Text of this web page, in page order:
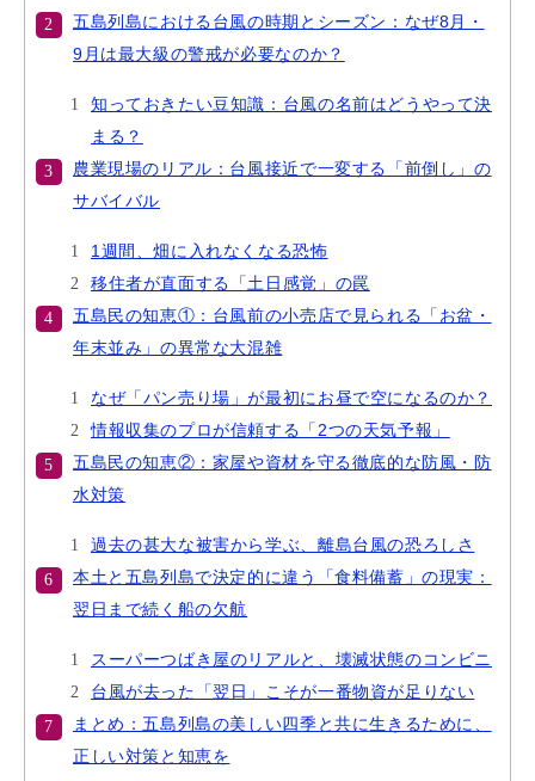
五島列島における台風の時期とシーズン：なぜ8月・
9月は最大級の警戒が必要なのか？
知っておきたい豆知識：台風の名前はどうやって決
まる？
農業現場のリアル：台風接近で一変する「前倒し」の
サバイバル
1週間、畑に入れなくなる恐怖
移住者が直面する「土日感覚」の罠
五島民の知恵①：台風前の小売店で見られる「お盆・
年末並み」の異常な大混雑
なぜ「パン売り場」が最初にお昼で空になるのか？
情報収集のプロが信頼する「2つの天気予報」
五島民の知恵②：家屋や資材を守る徹底的な防風・防
水対策
過去の甚大な被害から学ぶ、離島台風の恐ろしさ
本土と五島列島で決定的に違う「食料備蓄」の現実：
翌日まで続く船の欠航
スーパーつばき屋のリアルと、壊滅状態のコンビニ
台風が去った「翌日」こそが一番物資が足りない
まとめ：五島列島の美しい四季と共に生きるために、
正しい対策と知恵を